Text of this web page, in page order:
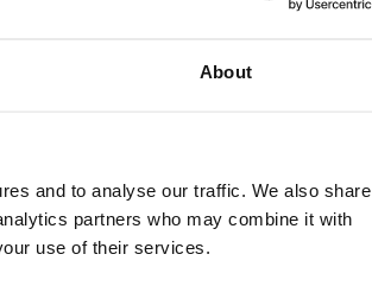
About
and to analyse our traffic. We also share
partners who may combine it with
use of their services.
Sport Pokal